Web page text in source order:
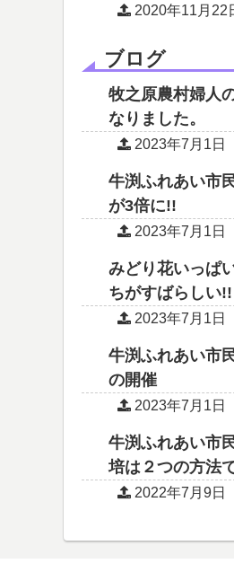
2020年11月22
ブログ
牧之原農村婦人
なりました。
2023年7月1日
牛渕ふれあい市
が3倍に!!
2023年7月1日
みどり花いっぱ
ちがすばらしい!!
2023年7月1日
牛渕ふれあい市
の開催
2023年7月1日
牛渕ふれあい市
培は２つの方法
2022年7月9日